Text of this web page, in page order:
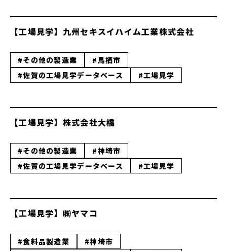
【工場見学】九州セキスイハイム工業株式会社
#その他の製造業
#鳥栖市
#佐賀の工場見学データベース
#工場見学
【工場見学】株式会社大橋
#その他の製造業
#神埼市
#佐賀の工場見学データベース
#工場見学
【工場見学】㈱ヤマコ
#食料品製造業
#神埼市